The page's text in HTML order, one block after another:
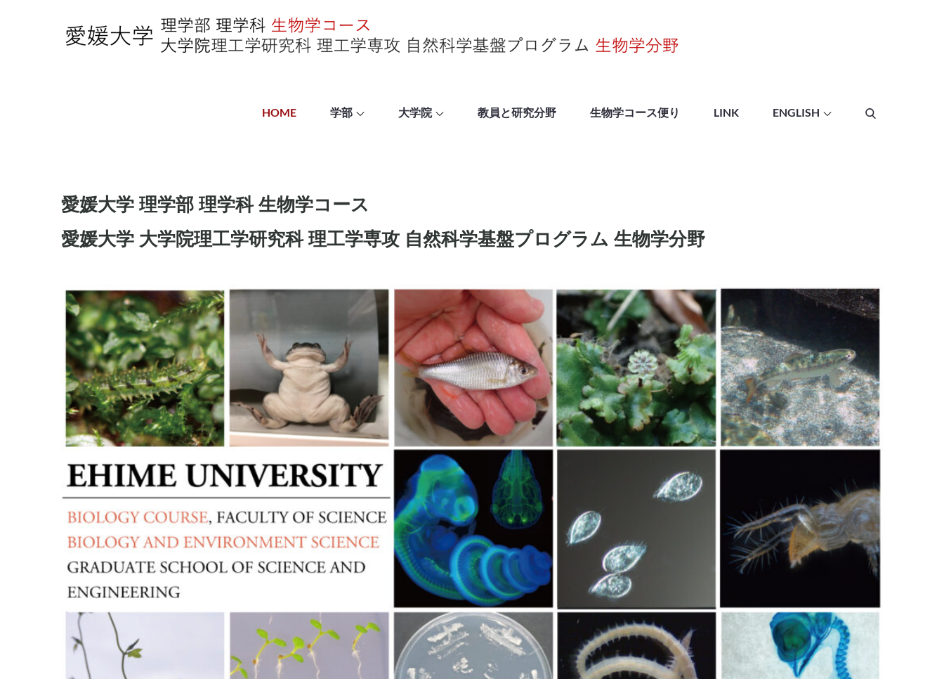
HOME 学部 大学院 教員と研究分野 生物学コース便り LINK ENGLISH
愛媛大学 理学部 理学科 生物学コース
愛媛大学 大学院理工学研究科 理工学専攻 自然科学基盤プログラム 生物学分野